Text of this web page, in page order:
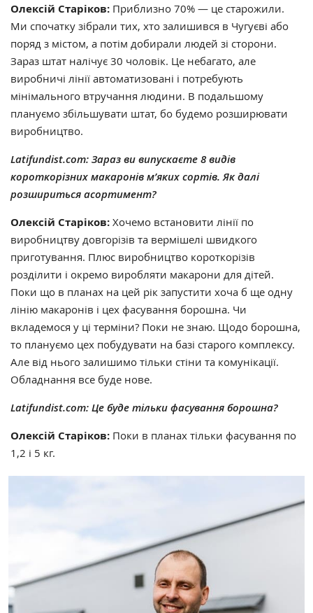
Олексій Старіков: Приблизно 70% — це старожили.
Ми спочатку зібрали тих, хто залишився в Чугуєві або
поряд з містом, а потім добирали людей зі сторони.
Зараз штат налічує 30 чоловік. Це небагато, але
виробничі лінії автоматизовані і потребують
мінімального втручання людини. В подальшому
плануємо збільшувати штат, бо будемо розширювати
виробництво.
Latifundist.com: Зараз ви випускаєте 8 видів
короткорізних макаронів м’яких сортів. Як далі
розшириться асортимент?
Олексій Старіков: Хочемо встановити лінії по
виробництву довгорізів та вермішелі швидкого
приготування. Плюс виробництво короткорізів
розділити і окремо виробляти макарони для дітей.
Поки що в планах на цей рік запустити хоча б ще одну
лінію макаронів і цех фасування борошна. Чи
вкладемося у ці терміни? Поки не знаю. Щодо борошна,
то плануємо цех побудувати на базі старого комплексу.
Але від нього залишимо тільки стіни та комунікації.
Обладнання все буде нове.
Latifundist.com: Це буде тільки фасування борошна?
Олексій Старіков: Поки в планах тільки фасування по
1,2 і 5 кг.